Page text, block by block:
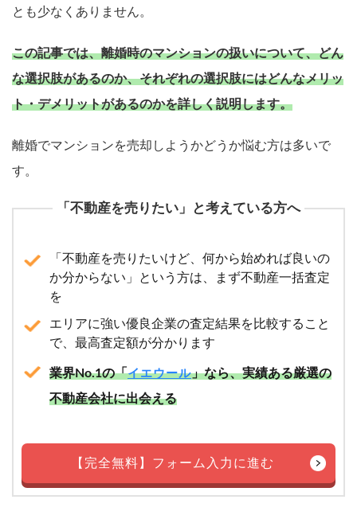
とも少なくありません。
この記事では、離婚時のマンションの扱いについて、どん
な選択肢があるのか、それぞれの選択肢にはどんなメリッ
ト・デメリットがあるのかを詳しく説明します。
離婚でマンションを売却しようかどうか悩む方は多いで
す。
「不動産を売りたい」と考えている方へ
「不動産を売りたいけど、何から始めれば良いの
か分からない」という方は、まず不動産一括査定
を
エリアに強い優良企業の査定結果を比較すること
で、最高査定額が分かります
業界No.1の「イエウール」なら、実績ある厳選の
不動産会社に出会える
【完全無料】フォーム入力に進む